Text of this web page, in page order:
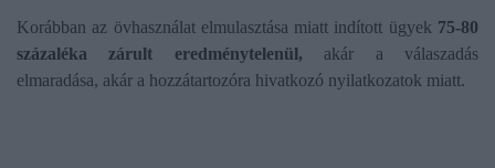
Korábban az övhasználat elmulasztása miatt indított ügyek 75-80
százaléka zárult eredménytelenül, akár a válaszadás
elmaradása, akár a hozzátartozóra hivatkozó nyilatkozatok miatt.